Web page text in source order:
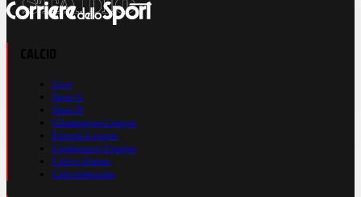
Live
Serie A
Serie B
Champions League
Europa League
Conference League
Calcio Estero
Calciomercato